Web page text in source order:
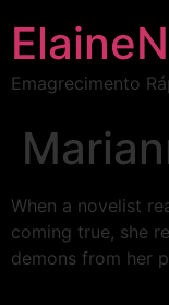
Emagrecimento
When a novelist
coming true, she
demons from her